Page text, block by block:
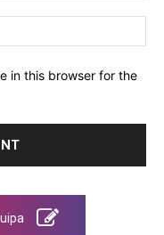
in this browser for the